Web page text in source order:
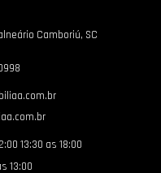
Camboriú, SC
13:30 as 18:00
13:00